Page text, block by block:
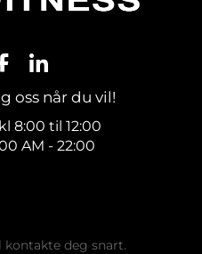
oss når du vil!
8:00 til 12:00
AM - 22:00
kontakte deg snart.